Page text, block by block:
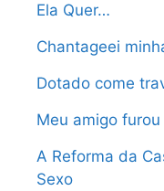
Ela Quer…
Chantageei
Dotado come
Meu amigo
A Reforma da
Sexo